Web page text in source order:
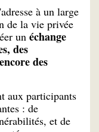
à un large
de la vie privée
un échange
des
des
aux participants
: de
et de